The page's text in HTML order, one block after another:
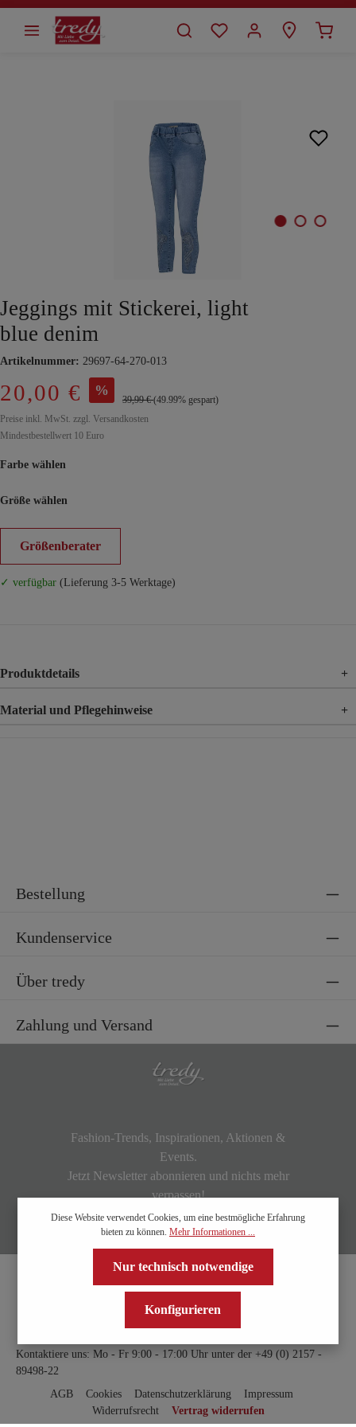
springen
Jeggings mit Stickerei, light
blue denim
Artikelnummer: 29697-64-270-013
20,00 € %
39,99 €(49.99% gespart)
Preise inkl. MwSt. zzgl. Versandkosten
Mindestbestellwert 10 Euro
Farbe wählen
Größe wählen
Größenberater
✓ verfügbar (Lieferung 3-5 Werktage)
Produktdetails +
Material und Pflegehinweise +
Bestellung
Kundenservice
Über tredy
Zahlung und Versand
Fashion-Trends, Inspirationen, Aktionen &
Events.
Jetzt Newsletter abonnieren und nichts mehr
verpassen!
Kontaktiere uns: Mo - Fr 9:00 - 17:00 Uhr unter der +49 (0) 2157 -
89498-22
AGB
Cookies Datenschutzerklärung
Impressum
Widerrufsrecht
Vertrag widerrufen
Diese Website verwendet Cookies, um eine bestmögliche Erfahrung
bieten zu können. Mehr Informationen ...
Nur technisch notwendige
Konfigurieren